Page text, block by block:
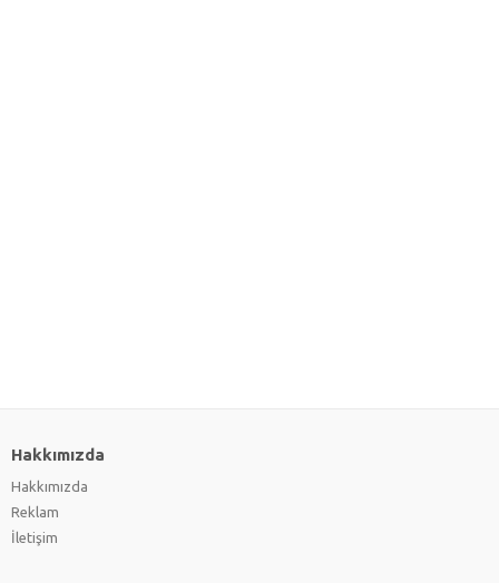
Hakkımızda
Hakkımızda
Reklam
İletişim